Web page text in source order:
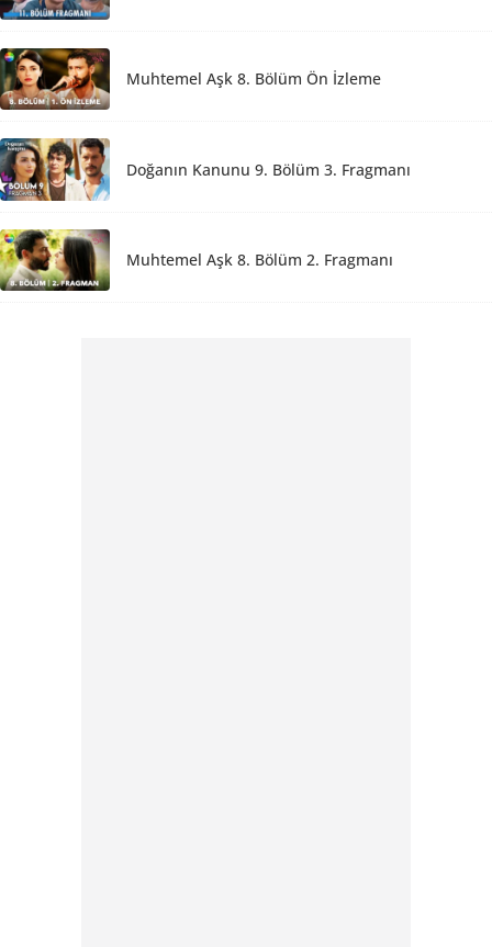
Muhtemel Aşk 8. Bölüm Ön İzleme
Doğanın Kanunu 9. Bölüm 3. Fragmanı
Muhtemel Aşk 8. Bölüm 2. Fragmanı